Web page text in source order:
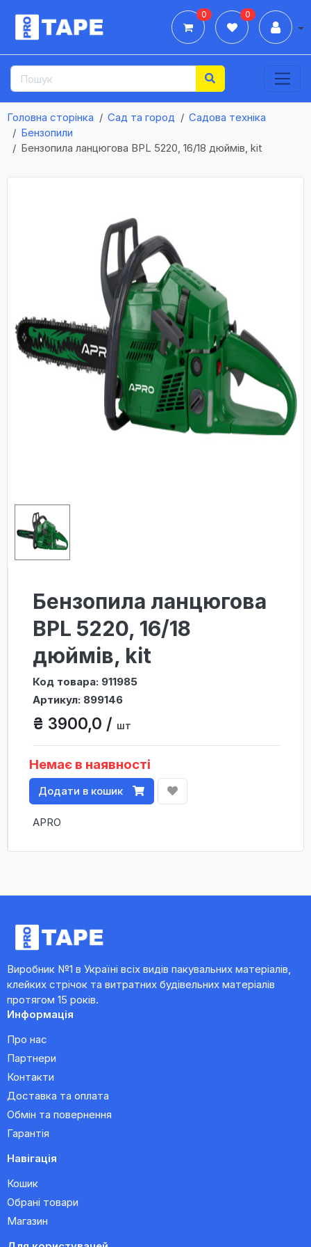
0 0
Головна сторінка Сад та город
Садова техніка
Бензопили
Бензопила ланцюгова BPL 5220, 16/18 дюймів, kit
Бензопила ланцюгова
BPL 5220, 16/18
дюймів, kit
Код товара: 911985
Артикул: 899146
₴ 3900,0 / шт
Немає в наявності
Додати в кошик
APRO
Виробник №1 в Україні всіх видів пакувальних матеріалів,
клейких стрічок та витратних будівельних матеріалів
протягом 15 років.
Информація
Про нас
Партнери
Контакти
Доставка та оплата
Обмін та повернення
Гарантія
Навігація
Кошик
Обрані товари
Магазин